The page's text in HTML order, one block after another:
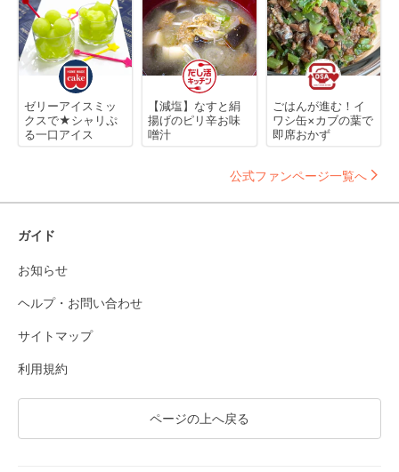
ゼリーアイスミッ
クスで★シャリぷ
る一口アイス
【減塩】なすと絹
揚げのピリ辛お味
噌汁
ごはんが進む！イ
ワシ缶×カブの葉で
即席おかず
公式ファンページ一覧へ
ガイド
お知らせ
ヘルプ・お問い合わせ
サイトマップ
利用規約
ページの上へ戻る